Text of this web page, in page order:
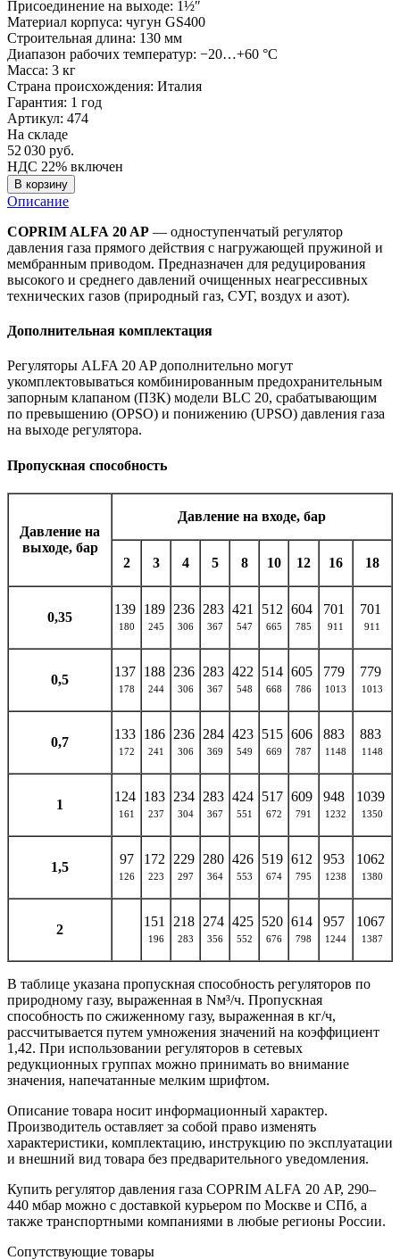
Присоединение на выходе: 1½″
Материал корпуса: чугун GS400
Строительная длина: 130 мм
Диапазон рабочих температур: −20…+60 °C
Масса: 3 кг
Страна происхождения: Италия
Гарантия: 1 год
Артикул: 474
На складе
52 030 руб.
НДС 22% включен
В корзину
Описание
COPRIM ALFA 20 AP — одноступенчатый регулятор
давления газа прямого действия с нагружающей пружиной и
мембранным приводом. Предназначен для редуцирования
высокого и среднего давлений очищенных неагрессивных
технических газов (природный газ, СУГ, воздух и азот).
Дополнительная комплектация
Регуляторы ALFA 20 AP дополнительно могут
укомплектовываться комбинированным предохранительным
запорным клапаном (ПЗК) модели BLC 20, срабатывающим
по превышению (OPSO) и понижению (UPSO) давления газа
на выходе регулятора.
Пропускная способность
Давление на
выходе, бар
Давление на входе, бар
2 3 4 5 8 10 12 16 18
0,35
139
180
189
245
236
306
283
367
421
547
512
665
604
785
701
911
701
911
0,5
137
178
188
244
236
306
283
367
422
548
514
668
605
786
779
1013
779
1013
0,7
133
172
186
241
236
306
284
369
423
549
515
669
606
787
883
1148
883
1148
1
124
161
183
237
234
304
283
367
424
551
517
672
609
791
948
1232
1039
1350
1,5
97
126
172
223
229
297
280
364
426
553
519
674
612
795
953
1238
1062
1380
2
151
196
218
283
274
356
425
552
520
676
614
798
957
1244
1067
1387
В таблице указана пропускная способность регуляторов по
природному газу, выраженная в Nм³/ч. Пропускная
способность по сжиженному газу, выраженная в кг/ч,
рассчитывается путем умножения значений на коэффициент
1,42. При использовании регуляторов в сетевых
редукционных группах можно принимать во внимание
значения, напечатанные мелким шрифтом.
Описание товара носит информационный характер.
Производитель оставляет за собой право изменять
характеристики, комплектацию, инструкцию по эксплуатации
и внешний вид товара без предварительного уведомления.
Купить регулятор давления газа COPRIM ALFA 20 AP, 290–
440 мбар можно с доставкой курьером по Москве и СПб, а
также транспортными компаниями в любые регионы России.
Сопутствующие товары